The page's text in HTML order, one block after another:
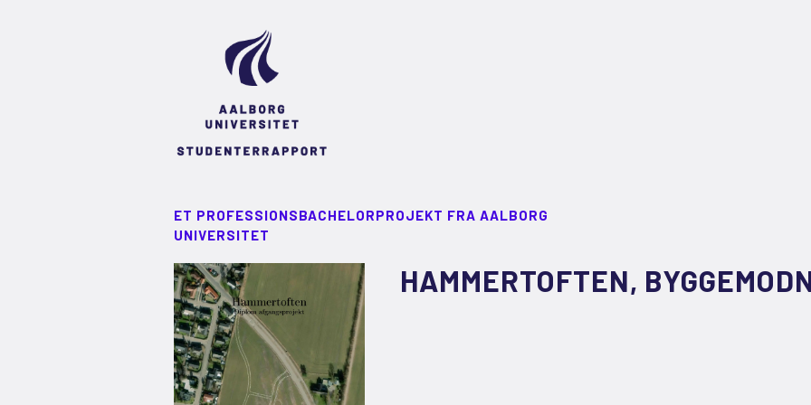
ET PROFESSIONSBACHELORPROJEKT FRA AALBORG
UNIVERSITET
HAMMERTOFTEN,